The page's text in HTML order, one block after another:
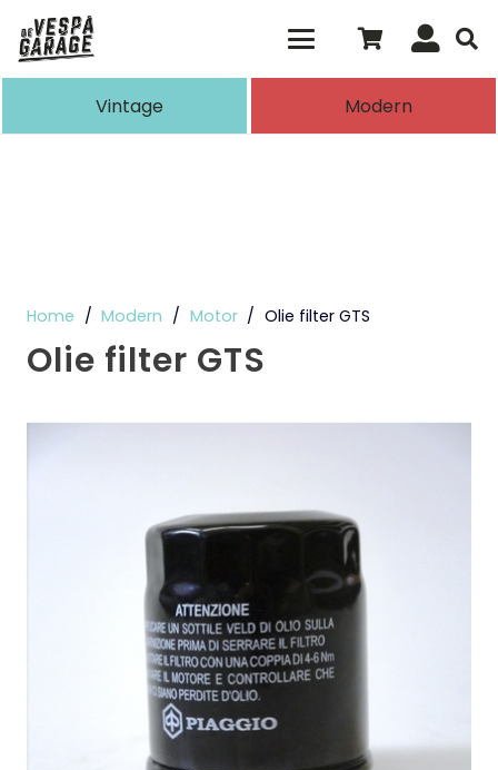
de resultaten voor automatisch
Vintage Modern
Home / Modern / Motor / Olie filter GTS
Olie filter GTS